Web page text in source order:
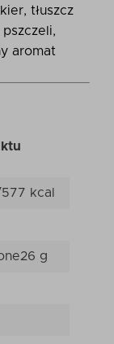
tłuszcz
pszczeli,
aromat
kcal
26 g